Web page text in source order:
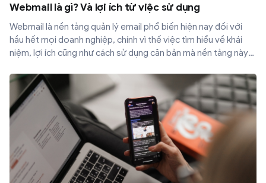
Webmail là gì? Và lợi ích từ việc sử dụng
Webmail là nền tảng quản lý email phổ biến hiện nay đối với
hầu hết mọi doanh nghiệp, chính vì thế việc tìm hiểu về khái
niệm, lợi ích cũng như cách sử dụng căn bản mà nền tảng này